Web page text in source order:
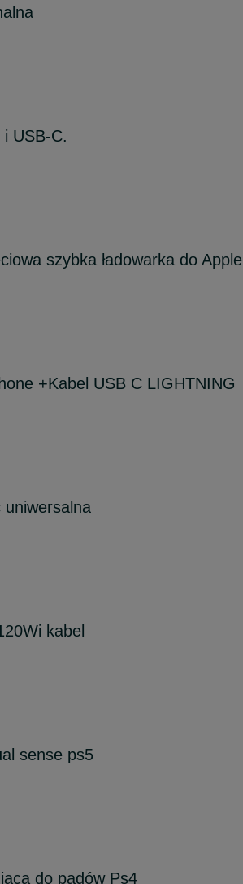
i USB-C.
szybka ładowarka do Apple
+Kabel USB C LIGHTNING
kabel
sense ps5
do padów Ps4